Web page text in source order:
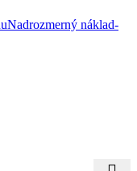
Nadrozmerný náklad-